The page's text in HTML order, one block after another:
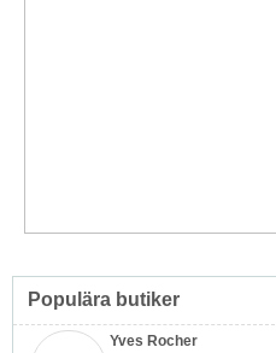
Populära butiker
Yves Rocher